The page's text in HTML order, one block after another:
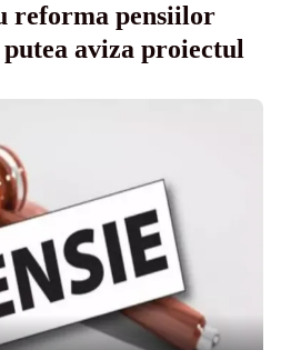
reforma pensiilor
aviza proiectul